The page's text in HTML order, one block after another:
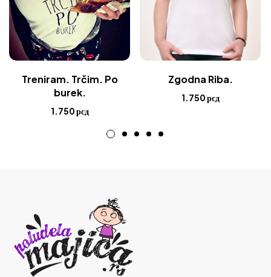
Treniram. Trčim. Po
burek.
1.750рсд
Zgodna Riba.
1.750рсд